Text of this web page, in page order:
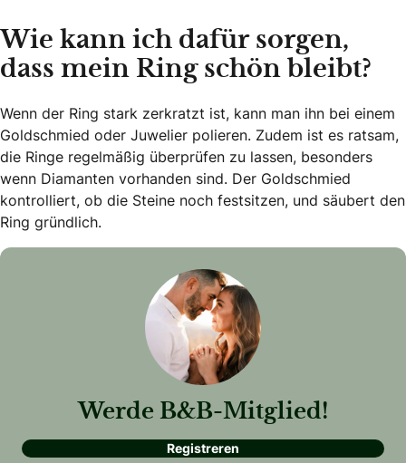
Wie kann ich dafür sorgen,
dass mein Ring schön bleibt?
Wenn der Ring stark zerkratzt ist, kann man ihn bei einem
Goldschmied oder Juwelier polieren. Zudem ist es ratsam,
die Ringe regelmäßig überprüfen zu lassen, besonders
wenn Diamanten vorhanden sind. Der Goldschmied
kontrolliert, ob die Steine noch festsitzen, und säubert den
Ring gründlich.
Werde B&B-Mitglied!
Registreren